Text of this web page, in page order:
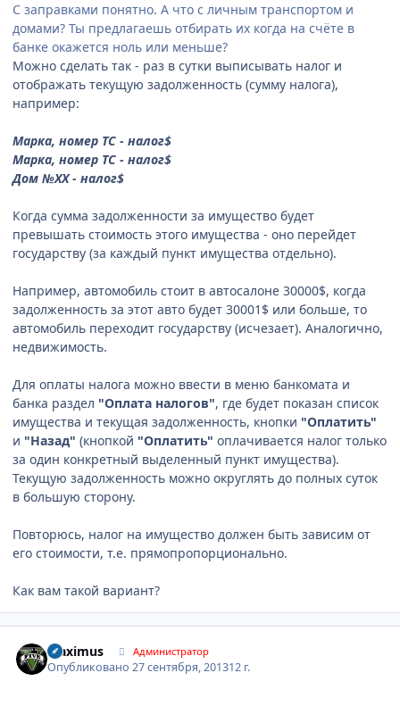
С заправками понятно. А что с личным транспортом и
домами? Ты предлагаешь отбирать их когда на счёте в
банке окажется ноль или меньше?
Можно сделать так - раз в сутки выписывать налог и
отображать текущую задолженность (сумму налога),
например:
Марка, номер ТС - налог$
Марка, номер ТС - налог$
Дом №ХХ - налог$
Когда сумма задолженности за имущество будет
превышать стоимость этого имущества - оно перейдет
государству (за каждый пункт имущества отдельно).
Например, автомобиль стоит в автосалоне 30000$, когда
задолженность за этот авто будет 30001$ или больше, то
автомобиль переходит государству (исчезает). Аналогично,
недвижимость.
Для оплаты налога можно ввести в меню банкомата и
банка раздел "Оплата налогов", где будет показан список
имущества и текущая задолженность, кнопки "Оплатить"
и "Назад" (кнопкой "Оплатить" оплачивается налог только
за один конкретный выделенный пункт имущества).
Текущую задолженность можно округлять до полных суток
в большую сторону.
Повторюсь, налог на имущество должен быть зависим от
его стоимости, т.е. прямопропорционально.
Как вам такой вариант?
Maximus Администратор
Опубликовано27 сентября, 201312 г.